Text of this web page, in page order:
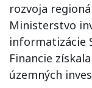
rozvoja
Ministerstvo
informatizácie
Financie
územných